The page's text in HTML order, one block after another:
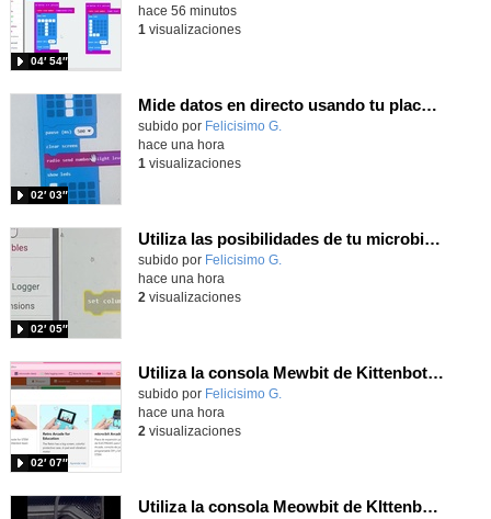
04′ 54″
hace 56 minutos
1 visualizaciones
Mide datos en directo usando tu placa microbit y programando con MakeCode dos placas conectadas por radio
Contenido educativo.
subido por Felicisimo G.
02′ 03″
hace una hora
1 visualizaciones
Utiliza las posibilidades de tu microbit programando com MakeCode para medir temperatura y nivel de luz con Datalogger
Contenido educativo.
subido por Felicisimo G.
02′ 05″
hace una hora
2 visualizaciones
Utiliza la consola Mewbit de Kittenbot para llevar tus juegos arcade de MakeCode a tu mano
Contenido educativo.
subido por Felicisimo G.
02′ 07″
hace una hora
2 visualizaciones
Utiliza la consola Meowbit de KIttenbot para jugar con tus programas MakeCode Arcade